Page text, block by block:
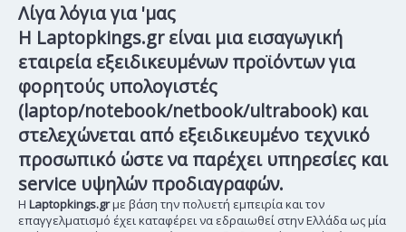
Λίγα λόγια για 'μας
Η Laptopkings.grείναι μια εισαγωγική
εταιρεία εξειδικευμένων προϊόντων για
φορητούς υπολογιστές
(laptop/notebook/netbook/ultrabook) και
στελεχώνεται από εξειδικευμένο τεχνικό
προσωπικό ώστε να παρέχει υπηρεσίες και
service υψηλών προδιαγραφών.
Η Laptopkings.grμε βάση την πολυετή εμπειρία και τον
επαγγελματισμό έχει καταφέρει να εδραιωθεί στην Ελλάδα ως μία